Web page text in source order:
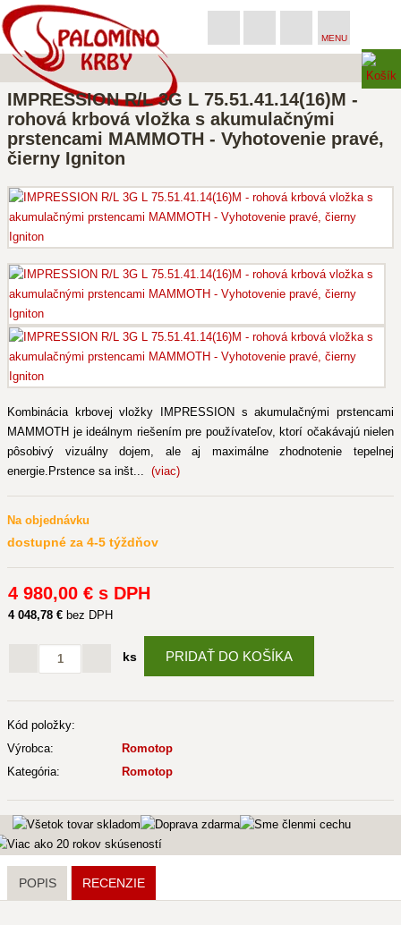
MENU
IMPRESSION R/L 3G L 75.51.41.14(16)M -
rohová krbová vložka s akumulačnými
prstencami MAMMOTH - Vyhotovenie pravé,
čierny Igniton
Kombinácia krbovej vložky IMPRESSION s akumulačnými prstencami
MAMMOTH je ideálnym riešením pre používateľov, ktorí očakávajú nielen
pôsobivý vizuálny dojem, ale aj maximálne zhodnotenie tepelnej
energie.Prstence sa inšt... (viac)
Na objednávku
dostupné za 4-5 týždňov
4 980,00 € s DPH
4 048,78 € bez DPH
ks PRIDAŤ DO KOŠÍKA
Kód položky:
Výrobca:
Romotop
Kategória:
Romotop
POPIS RECENZIE